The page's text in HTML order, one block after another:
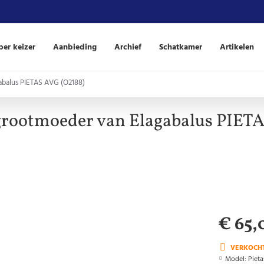
keizer Aanbieding Archief Schatkamer Artikelen
PIETAS AVG (O2188)
van Elagabalus
Model:
€